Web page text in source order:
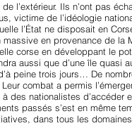
l’extérieur. Ils n’ont pas
victime de l’idéologie
l’État ne disposait en
en provenance de la
corse en développant le
aussi que d’une île quasi
peine trois jours… De
combat a permis
des nationalistes d’accéder
passés s’est en même
dans tous les